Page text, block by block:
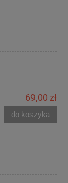
69,00 zł
do koszyka